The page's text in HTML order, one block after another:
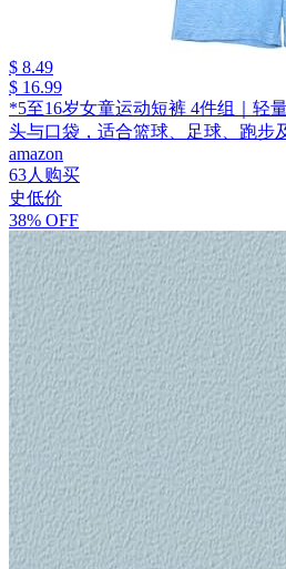
$ 8.49
$ 16.99
*5至16岁女童运动短裤 4件组｜轻
头与口袋，适合篮球、足球、跑步
amazon
63人购买
史低价
38% OFF